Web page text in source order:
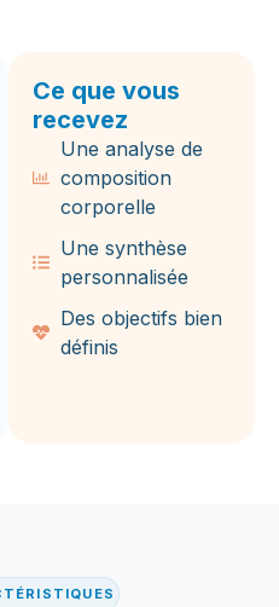
Ce que vous
recevez
Une analyse de
composition
corporelle
Une synthèse
personnalisée
Des objectifs bien
définis